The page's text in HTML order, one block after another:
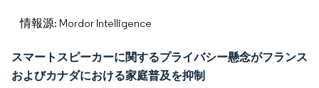
情報源: Mordor Intelligence
スマートスピーカーに関するプライバシー懸念がフランス
およびカナダにおける家庭普及を抑制